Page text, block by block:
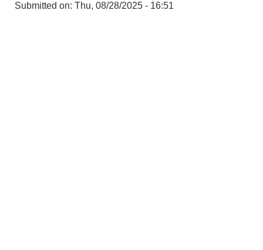
Submitted on: Thu, 08/28/2025 - 16:51